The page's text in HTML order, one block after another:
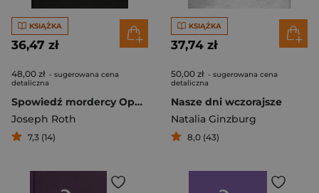
KSIĄŻKA
36,47 zł
48,00 zł - sugerowana cena
detaliczna
Spowiedź mordercy Opowiedziana w jedną noc
Joseph Roth
7,3 (14)
KSIĄŻKA
37,74 zł
50,00 zł - sugerowana cena
detaliczna
Nasze dni wczorajsze
Natalia Ginzburg
8,0 (43)